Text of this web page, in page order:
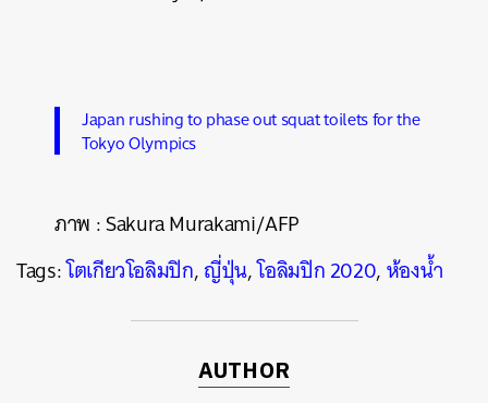
Japan rushing to phase out squat toilets for the
Tokyo Olympics
ภาพ :Sakura Murakami/AFP
Tags:โตเกียวโอลิมปิก,ญี่ปุ่น,โอลิมปิก 2020,ห้องน้ำ
AUTHOR
SHARE TWEET LINE EMAIL